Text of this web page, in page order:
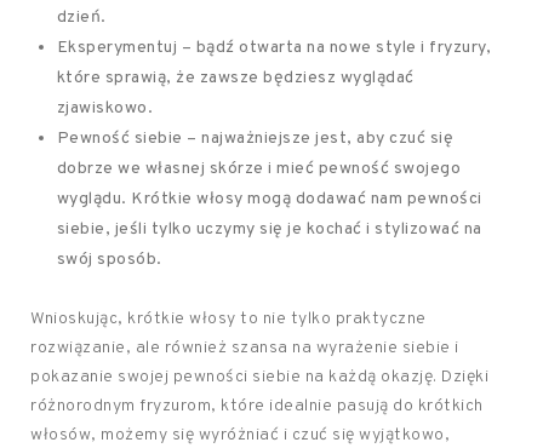
dzień.
Eksperymentuj – bądź otwarta na nowe style i fryzury,
które sprawią, że zawsze będziesz wyglądać
zjawiskowo.
Pewność siebie – najważniejsze jest, aby czuć się
dobrze we własnej skórze i mieć pewność swojego
wyglądu. Krótkie włosy mogą dodawać nam pewności
siebie, jeśli tylko uczymy się je kochać i stylizować na
swój sposób.
Wnioskując, krótkie włosy to nie tylko praktyczne
rozwiązanie, ale również szansa na wyrażenie siebie i
pokazanie swojej pewności siebie na każdą okazję. Dzięki
różnorodnym fryzurom, które idealnie pasują do krótkich
włosów, możemy się wyróżniać i czuć się wyjątkowo,